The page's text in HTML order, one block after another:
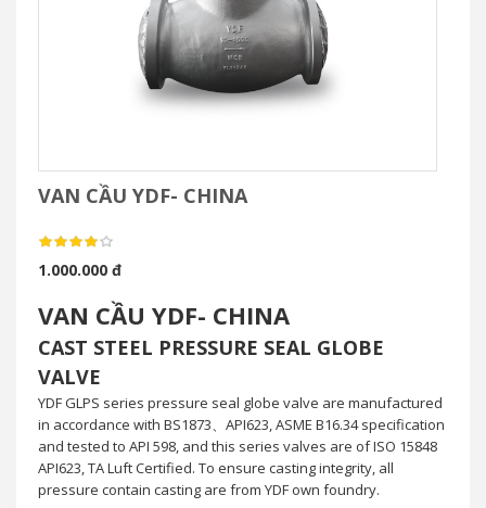
VAN CẦU YDF- CHINA
1.000.000 đ
VAN CẦU YDF- CHINA
CAST STEEL PRESSURE SEAL GLOBE
VALVE
YDF GLPS series pressure seal globe valve are manufactured
in accordance with BS1873、API623, ASME B16.34 specification
and tested to API 598, and this series valves are of ISO 15848
API623, TA Luft Certified. To ensure casting integrity, all
pressure contain casting are from YDF own foundry.